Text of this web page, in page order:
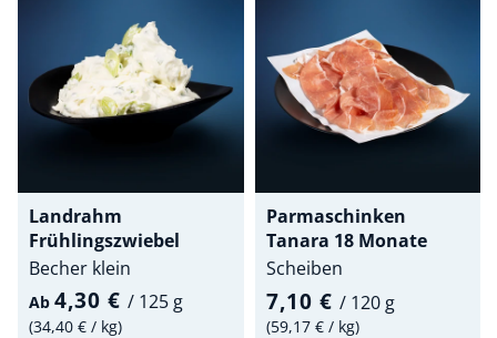
Landrahm
Frühlingszwiebel
Becher klein
Ab 4,30 € / 125 g
34,40 € / kg
Parmaschinken
Tanara 18 Monate
Scheiben
7,10 € / 120 g
59,17 € / kg